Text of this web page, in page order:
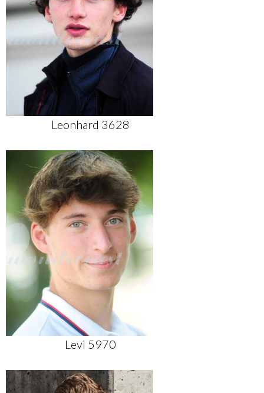
Leonhard 3628
Levi 5970